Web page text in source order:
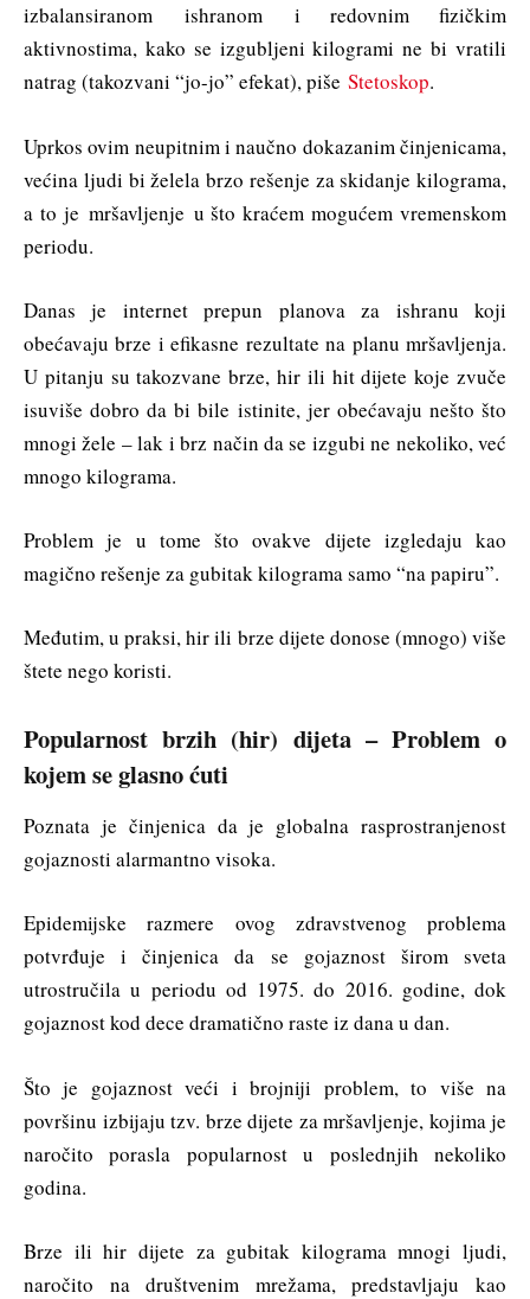
izbalansiranom ishranom i redovnim fizičkim
aktivnostima, kako se izgubljeni kilogrami ne bi vratili
natrag (takozvani “jo-jo” efekat), piše Stetoskop.
Uprkos ovim neupitnim i naučno dokazanim činjenicama,
većina ljudi bi želela brzo rešenje za skidanje kilograma,
a to je mršavljenje u što kraćem mogućem vremenskom
periodu.
Danas je internet prepun planova za ishranu koji
obećavaju brze i efikasne rezultate na planu mršavljenja.
U pitanju su takozvane brze, hir ili hit dijete koje zvuče
isuviše dobro da bi bile istinite, jer obećavaju nešto što
mnogi žele – lak i brz način da se izgubi ne nekoliko, već
mnogo kilograma.
Problem je u tome što ovakve dijete izgledaju kao
magično rešenje za gubitak kilograma samo “na papiru”.
Međutim, u praksi, hir ili brze dijete donose (mnogo) više
štete nego koristi.
Popularnost brzih (hir) dijeta – Problem o
kojem se glasno ćuti
Poznata je činjenica da je globalna rasprostranjenost
gojaznosti alarmantno visoka.
Epidemijske razmere ovog zdravstvenog problema
potvrđuje i činjenica da se gojaznost širom sveta
utrostručila u periodu od 1975. do 2016. godine, dok
gojaznost kod dece dramatično raste iz dana u dan.
Što je gojaznost veći i brojniji problem, to više na
površinu izbijaju tzv. brze dijete za mršavljenje, kojima je
naročito porasla popularnost u poslednjih nekoliko
godina.
Brze ili hir dijete za gubitak kilograma mnogi ljudi,
naročito na društvenim mrežama, predstavljaju kao